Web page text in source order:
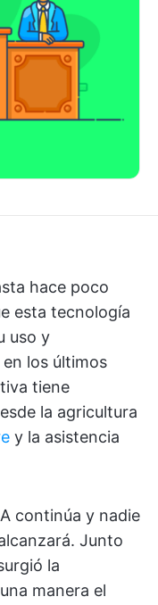
hace poco
esta tecnología
uso y
los últimos
tiene
la agricultura
y la asistencia
continúa y nadie
Junto
la
manera el